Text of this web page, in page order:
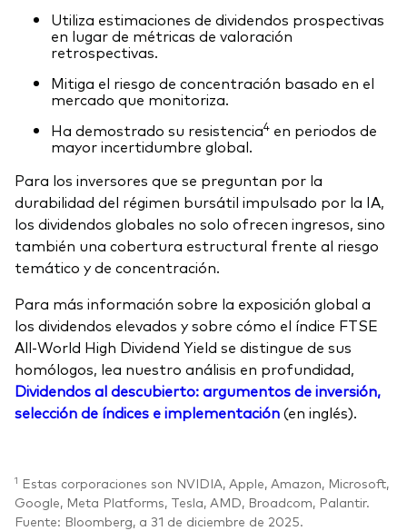
Utiliza estimaciones de dividendos prospectivas
en lugar de métricas de valoración
retrospectivas.
Mitiga el riesgo de concentración basado en el
mercado que monitoriza.
Ha demostrado su resistencia4 en periodos de
mayor incertidumbre global.
Para los inversores que se preguntan por la
durabilidad del régimen bursátil impulsado por la IA,
los dividendos globales no solo ofrecen ingresos, sino
también una cobertura estructural frente al riesgo
temático y de concentración.
Para más información sobre la exposición global a
los dividendos elevados y sobre cómo el índice FTSE
All-World High Dividend Yield se distingue de sus
homólogos, lea nuestro análisis en profundidad,
Dividendos al descubierto: argumentos de inversión,
selección de índices e implementación(en inglés).
1 Estas corporaciones son NVIDIA, Apple, Amazon, Microsoft,
Google, Meta Platforms, Tesla, AMD, Broadcom, Palantir.
Fuente: Bloomberg, a 31 de diciembre de 2025.